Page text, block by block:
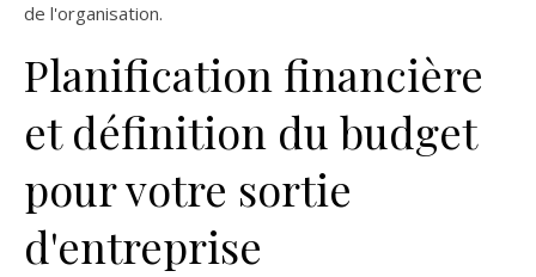
de l'organisation.
Planification financière
et définition du budget
pour votre sortie
d'entreprise